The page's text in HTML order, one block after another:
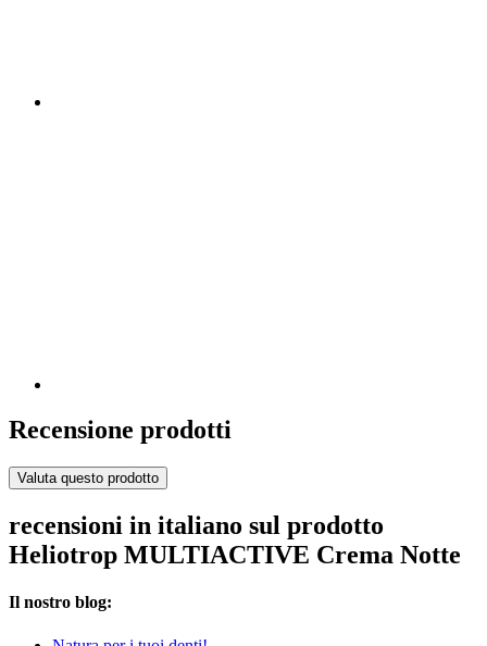
Recensione prodotti
Valuta questo prodotto
recensioni in italiano sul prodotto
Heliotrop MULTIACTIVE Crema Notte
Il nostro blog: